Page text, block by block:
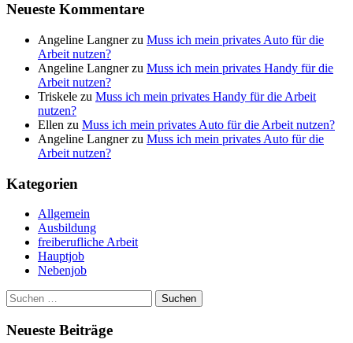
Neueste Kommentare
Angeline Langnerzu Muss ich mein privates Auto für die
Arbeit nutzen?
Angeline Langnerzu Muss ich mein privates Handy für die
Arbeit nutzen?
Triskele zu Muss ich mein privates Handy für die Arbeit
nutzen?
Ellen zu Muss ich mein privates Auto für die Arbeit nutzen?
Angeline Langnerzu Muss ich mein privates Auto für die
Arbeit nutzen?
Kategorien
Allgemein
Ausbildung
freiberufliche Arbeit
Hauptjob
Nebenjob
Suchen
nach:
Neueste Beiträge